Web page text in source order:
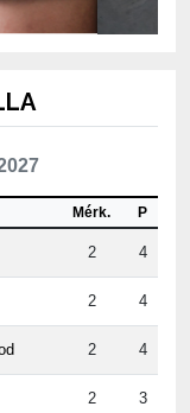
2 4
2 4
2 4
2 3
2 3